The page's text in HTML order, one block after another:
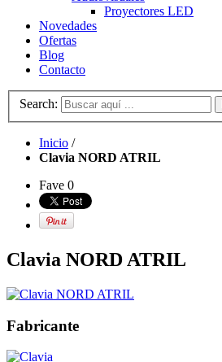
Proyectores LED
Novedades
Ofertas
Blog
Contacto
Search:
Inicio /
Clavia NORD ATRIL
Fave 0
Clavia NORD ATRIL
Fabricante